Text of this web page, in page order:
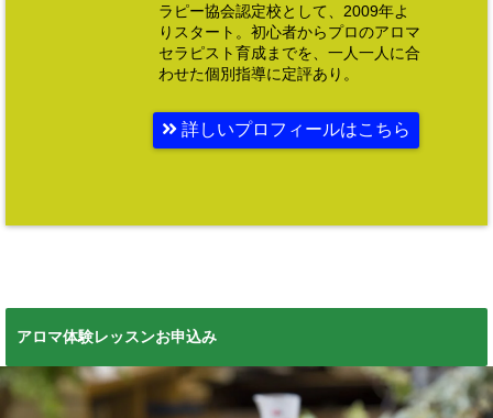
ラピー協会認定校として、2009年よ
りスタート。初心者からプロのアロマ
セラピスト育成までを、一人一人に合
わせた個別指導に定評あり。
詳しいプロフィールはこちら
アロマ体験レッスンお申込み